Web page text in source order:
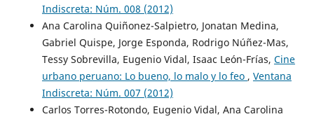
Indiscreta: Núm. 008 (2012)
Ana Carolina Quiñonez-Salpietro, Jonatan Medina,
Gabriel Quispe, Jorge Esponda, Rodrigo Núñez-Mas,
Tessy Sobrevilla, Eugenio Vidal, Isaac León-Frías, Cine
urbano peruano: Lo bueno, lo malo y lo feo , Ventana
Indiscreta: Núm. 007 (2012)
Carlos Torres-Rotondo, Eugenio Vidal, Ana Carolina